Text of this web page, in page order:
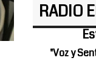
RADIO
"Voz y